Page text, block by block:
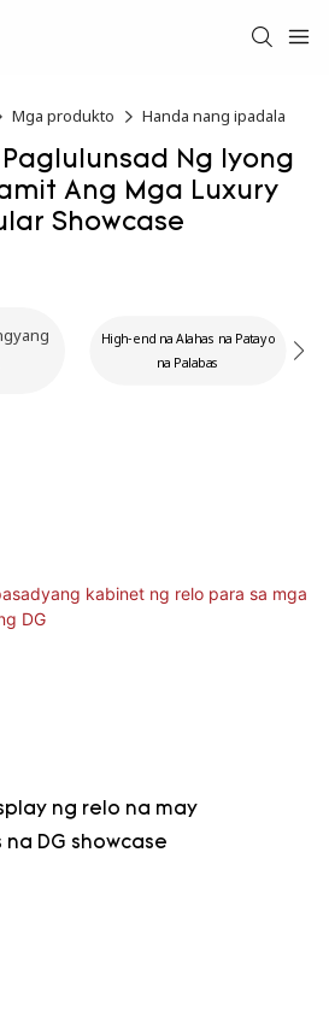
Mga produkto Handa nang ipadala
Ng Iyong
Ang Mga Luxury
Showcase
High-end na Alahas na Patayo
na Palabas
ng relo na may
DG showcase